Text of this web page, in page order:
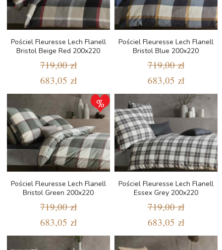
Pościel Fleuresse Lech Flanell
Bristol Beige Red 200x220
719,00 zł
683,05 zł
Pościel Fleuresse Lech Flanell
Bristol Blue 200x220
719,00 zł
683,05 zł
Pościel Fleuresse Lech Flanell
Bristol Green 200x220
719,00 zł
683,05 zł
Pościel Fleuresse Lech Flanell
Essex Grey 200x220
719,00 zł
683,05 zł